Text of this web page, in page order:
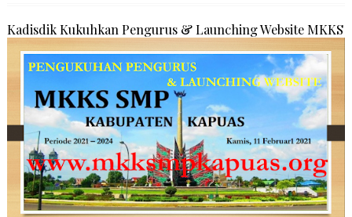
Kadisdik Kukuhkan Pengurus & Launching Website MKKS